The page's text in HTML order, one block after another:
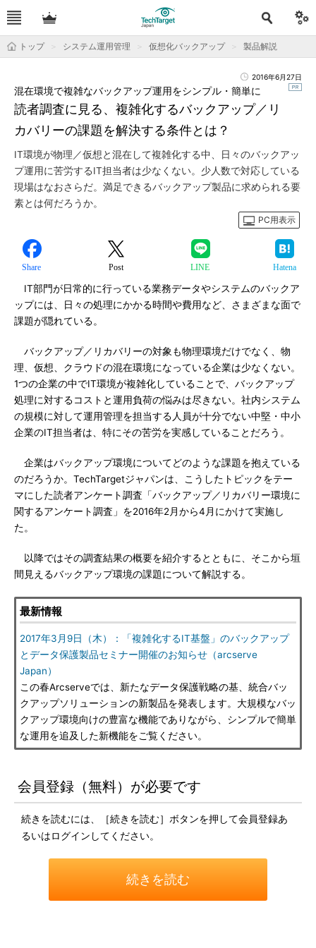
トップ システム運用管理 仮想化バックアップ 製品解説
2016年6月27日
読者調査に見る、複雑化するバックアップ／リ
カバリーの課題を解決する条件とは？
混在環境で複雑なバックアップ運用をシンプル・簡単に
IT環境が物理／仮想と混在して複雑化する中、日々のバックアッ
プ運用に苦労するIT担当者は少なくない。少人数で対応している
現場はなおさらだ。満足できるバックアップ製品に求められる要
素とは何だろうか。
PC用表示
Share Post LINE Hatena
IT部門が日常的に行っている業務データやシステムのバックア
ップには、日々の処理にかかる時間や費用など、さまざまな面で
課題が隠れている。
バックアップ／リカバリーの対象も物理環境だけでなく、物
理、仮想、クラウドの混在環境になっている企業は少なくない。
1つの企業の中でIT環境が複雑化していることで、バックアップ
処理に対するコストと運用負荷の悩みは尽きない。社内システム
の規模に対して運用管理を担当する人員が十分でない中堅・中小
企業のIT担当者は、特にその苦労を実感していることだろう。
企業はバックアップ環境についてどのような課題を抱えている
のだろうか。TechTargetジャパンは、こうしたトピックをテー
マにした読者アンケート調査「バックアップ／リカバリー環境に
関するアンケート調査」を2016年2月から4月にかけて実施し
た。
以降ではその調査結果の概要を紹介するとともに、そこから垣
間見えるバックアップ環境の課題について解説する。
最新情報
2017年3月9日（木）：「複雑化するIT基盤」のバックアップ
とデータ保護製品セミナー開催のお知らせ（arcserve
Japan）
この春Arcserveでは、新たなデータ保護戦略の基、統合バッ
クアップソリューションの新製品を発表します。大規模なバッ
クアップ環境向けの豊富な機能でありながら、シンプルで簡単
な運用を追及した新機能をご覧ください。
会員登録（無料）が必要です
続きを読むには、［続きを読む］ボタンを押して会員登録あ
るいはログインしてください。
続きを読む